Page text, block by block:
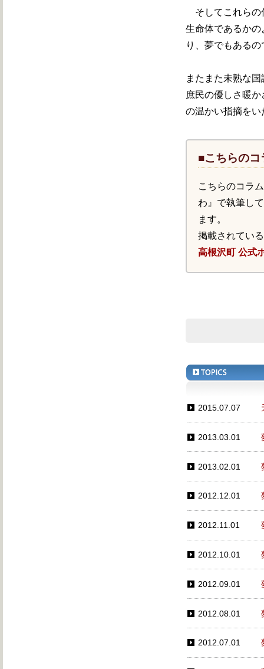
そしてこれらの
生命体であるか
り、夢でもあるの
またまた未熟な
庶民の優しさ暖
の温かい指摘を
■こちらの
こちらのコラ
わ』で執筆し
ます。
掲載されてい
高根沢町 公式
2015.07.07
2013.03.01
2013.02.01
2012.12.01
2012.11.01
2012.10.01
2012.09.01
2012.08.01
2012.07.01